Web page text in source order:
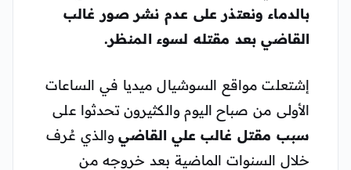
بالدماء ونعتذر على عدم نشر صور غالب
القاضي بعد مقتله لسوء المنظر.
إشتعلت مواقع السوشيال ميديا في الساعات
الأولى من صباح اليوم والكثيرون تحدثوا على
سبب مقتل غالب علي القاضيوالذي عُرف
خلال السنوات الماضية بعد خروجه من